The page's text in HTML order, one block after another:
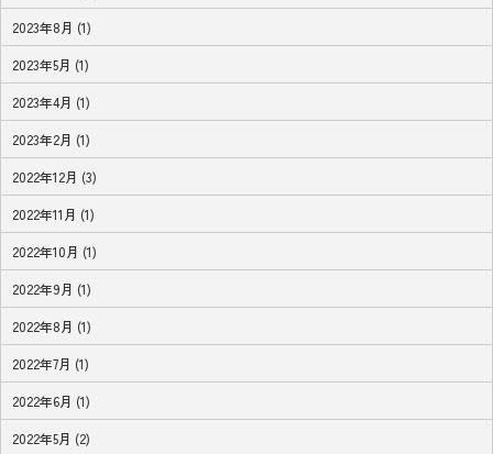
2023年8月 (1)
2023年5月 (1)
2023年4月 (1)
2023年2月 (1)
2022年12月 (3)
2022年11月 (1)
2022年10月 (1)
2022年9月 (1)
2022年8月 (1)
2022年7月 (1)
2022年6月 (1)
2022年5月 (2)